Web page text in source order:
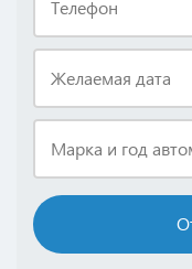
Телефон
Желаемая дата
Марка и год